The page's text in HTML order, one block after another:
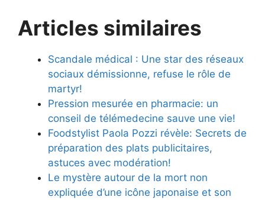
Articles similaires
Scandale médical : Une star des réseaux
sociaux démissionne, refuse le rôle de
martyr!
Pression mesurée en pharmacie: un
conseil de télémedecine sauve une vie!
Foodstylist Paola Pozzi révèle: Secrets de
préparation des plats publicitaires,
astuces avec modération!
Le mystère autour de la mort non
expliquée d’une icône japonaise et son